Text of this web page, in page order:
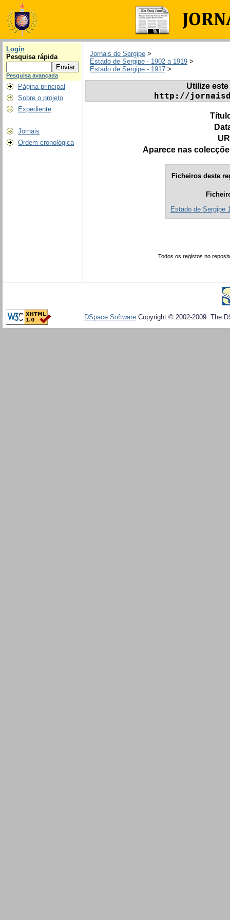
Login
Pesquisa rápida
Pesquisa avançada
Página principal
Sobre o projeto
Expediente
Jornais
Ordem cronológica
Jornais de Sergipe >
Estado de Sergipe - 1902 a 1919 >
Estado de Sergipe - 1917 >
Utilize
http://
Aparece nas
Ficheiros deste
Estado de Sergipe
Todos os registos no
DSpace Software Copyright © 2002-2009 The